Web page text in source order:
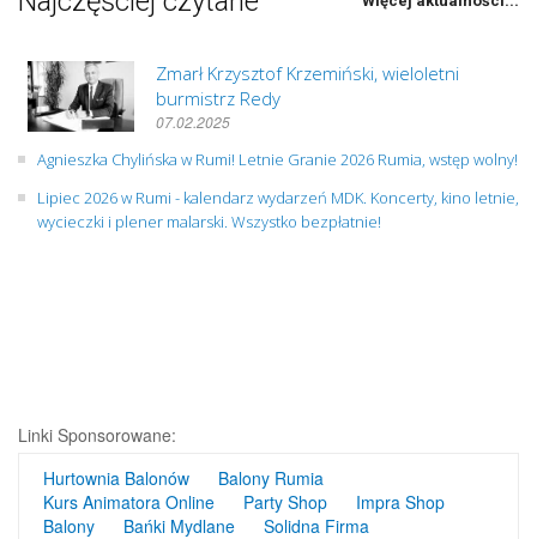
Zmarł Krzysztof Krzemiński, wieloletni
burmistrz Redy
07.02.2025
Agnieszka Chylińska w Rumi! Letnie Granie 2026 Rumia, wstęp wolny!
Lipiec 2026 w Rumi - kalendarz wydarzeń MDK. Koncerty, kino letnie,
wycieczki i plener malarski. Wszystko bezpłatnie!
Linki Sponsorowane:
Hurtownia Balonów
Balony Rumia
Kurs Animatora Online
Party Shop
Impra Shop
Balony
Bańki Mydlane Solidna Firma